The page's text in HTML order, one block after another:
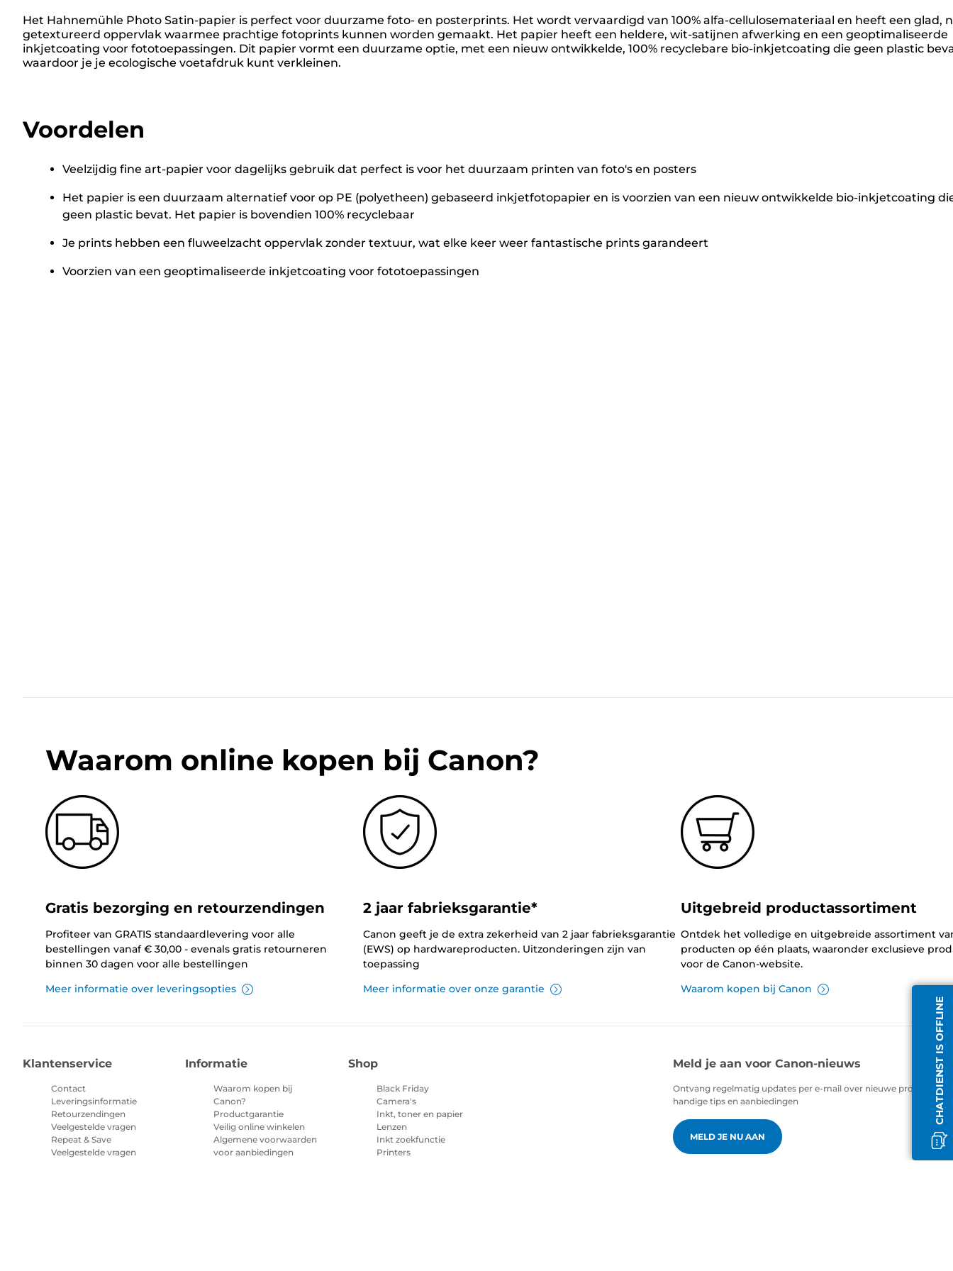
Het Hahnemühle Photo Satin-papier is perfect voor duurzame foto- en posterprints. Het wordt vervaardigd van 100% alfa-cellulosemateriaal en heeft een glad,
getextureerd oppervlak waarmee prachtige fotoprints kunnen worden gemaakt. Het papier heeft een heldere, wit-satijnen afwerking en een geoptimaliseerde
inkjetcoating voor fototoepassingen. Dit papier vormt een duurzame optie, met een nieuw ontwikkelde, 100% recyclebare bio-inkjetcoating die geen plastic
waardoor je je ecologische voetafdruk kunt verkleinen.
Voordelen
Veelzijdig fine art-papier voor dagelijks gebruik dat perfect is voor het duurzaam printen van foto's en posters
Het papier is een duurzaam alternatief voor op PE (polyetheen) gebaseerd inkjetfotopapier en is voorzien van een nieuw ontwikkelde bio-inkjetcoating
geen plastic bevat. Het papier is bovendien 100% recyclebaar
Je prints hebben een fluweelzacht oppervlak zonder textuur, wat elke keer weer fantastische prints garandeert
Voorzien van een geoptimaliseerde inkjetcoating voor fototoepassingen
CHATDIENST IS OFFLINE
Waarom online kopen bij Canon?
Gratis bezorging en retourzendingen
Profiteer van GRATIS standaardlevering voor alle
bestellingen vanaf € 30,00 - evenals gratis retourneren
binnen 30 dagen voor alle bestellingen
Meer informatie over leveringsopties
2 jaar fabrieksgarantie*
Canon geeft je de extra zekerheid van 2 jaar fabrieksgarantie
(EWS) op hardwareproducten. Uitzonderingen zijn van
toepassing
Meer informatie over onze garantie
Uitgebreid productassortiment
Ontdek het volledige en uitgebreide assortiment
producten op één plaats, waaronder exclusieve
voor de Canon-website.
Waarom kopen bij Canon
Klantenservice
Contact
Leveringsinformatie
Retourzendingen
Veelgestelde vragen
Repeat & Save
Veelgestelde vragen
Informatie
Waarom kopen bij
Canon?
Productgarantie
Veilig online winkelen
Algemene voorwaarden
voor aanbiedingen
Shop
Black Friday
Camera's
Inkt, toner en papier
Lenzen
Inkt zoekfunctie
Printers
Meld je aan voor Canon-nieuws
Ontvang regelmatig updates per e-mail over nieuwe producten,
handige tips en aanbiedingen
MELD JE NU AAN